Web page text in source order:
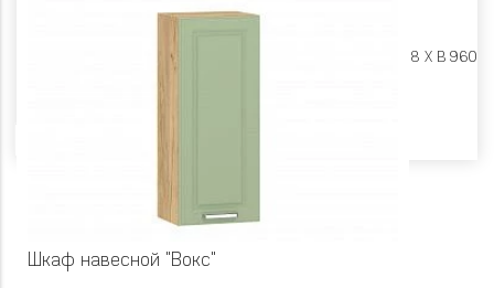
Ш 450 X Г 318 X В 960
Шкаф навесной "Вокс"